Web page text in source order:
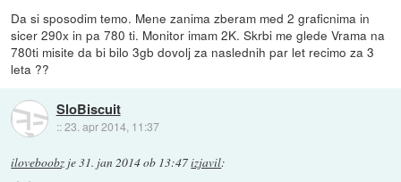
Da si sposodim temo. Mene zanima zberam med 2 graficnima in
sicer 290x in pa 780 ti. Monitor imam 2K. Skrbi me glede Vrama na
780ti misite da bi bilo 3gb dovolj za naslednih par let recimo za 3
leta ??
SloBiscuit
::23. apr 2014, 11:37
iloveboobz je31. jan 2014 ob 13:47izjavil: